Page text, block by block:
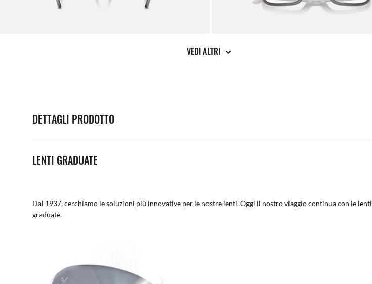
VEDI ALTRI
DETTAGLI PRODOTTO
LENTI GRADUATE
Dal 1937, cerchiamo le soluzioni più innovative per le nostre lenti. Oggi il nostro viaggio continua con le lenti
graduate.